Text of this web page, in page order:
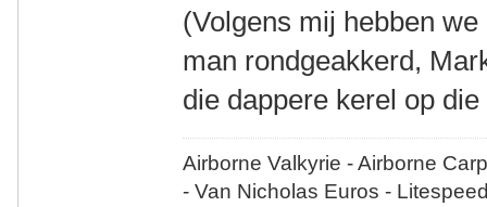
(Volgens mij hebben
man rondgeakkerd,
die dappere kerel op
Airborne Valkyrie - Airborne
- Van Nicholas Euros -